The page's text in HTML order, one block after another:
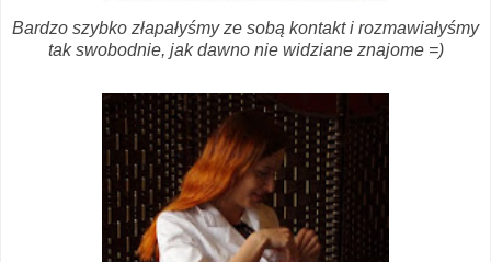
Bardzo szybko złapałyśmy ze sobą kontakt i rozmawiałyśmy
tak swobodnie, jak dawno nie widziane znajome =)